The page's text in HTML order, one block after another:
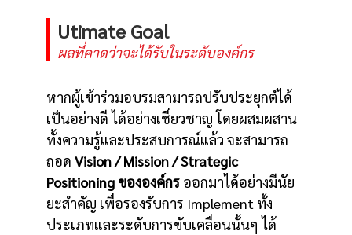
Utimate Goal
ผลที่คาดว่าจะได้รับในระดับองค์กร
หากผู้เข้าร่วมอบรมสามารถปรับประยุกต์ได้
เป็นอย่างดี ได้อย่างเชี่ยวชาญ โดยผสมผสาน
ทั้งความรู้และประสบการณ์แล้ว จะสามารถ
ถอด Vision / Mission / Strategic
Positioning ขององค์กร ออกมาได้อย่างมีนัย
ยะสำคัญ เพื่อรองรับการ Implement ทั้ง
ประเภทและระดับการขับเคลื่อนนั้นๆ ได้